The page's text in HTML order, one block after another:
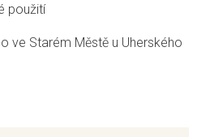
použití
ve Starém Městě u Uherského